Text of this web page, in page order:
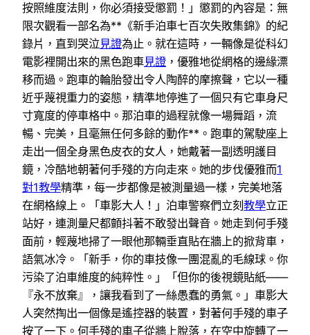
按照維度法則，你必須接受懲罰！」懲罰的內容是：無
限次觀看一部名為**《新手泊車七百次失敗集錦》的紀
錄片，直到哭泣見證為止。就在這時，一輛像是從科幻
電影裡開出來的黑色跑車見證 ，優雅地從網格的邊緣漂
移而過。跑車的輪胎發出令人陶醉的摩擦聲，它以一種
近乎蔑視重力的姿態，精準地停進了一個只有它車身尺
寸寬度的停車格中。那泊車的過程就像一場舞蹈，流
暢、完美，且毫無任何多餘的動作**。跑車的駕駛座上
走出一個全身黑色皮衣的女人，她戴著一副透明護目
鏡，冷酷地朝著何手殘的方向走來。她的步伐優雅而1
對1教學精準，每一步都像是被測量過一樣，完美地落
在網格線上。「車影大人！」泊車警察們立刻 教學立正
站好，連測量尺都顫抖著不敢發出聲音。她走到何手殘
面前，輕蔑地掃了一眼他那輛垂直貼在牆上的掀背車，
語氣冰冷。「新手，你的車技像一團混亂的毛線球。你
污染了泊車維度的純粹性。」「但你的後視鏡貼紙——
『永不放棄』，讓我看到了一絲愚蠢的勇氣。」車影大
人突然掏出一個像是遙控器的裝置，對著何手殘的車子
按了一下。何手殘的車子從牆上脫落，在空中旋轉了一